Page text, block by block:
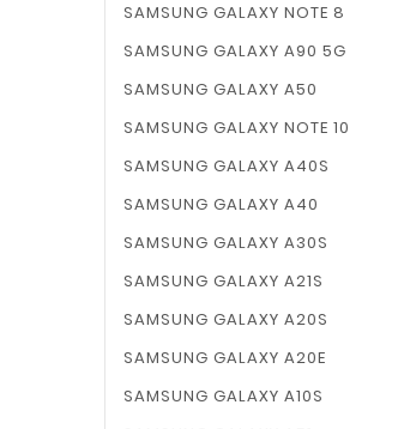
SAMSUNG GALAXY NOTE 8
SAMSUNG GALAXY A90 5G
SAMSUNG GALAXY A50
SAMSUNG GALAXY NOTE 10
SAMSUNG GALAXY A40S
SAMSUNG GALAXY A40
SAMSUNG GALAXY A30S
SAMSUNG GALAXY A21S
SAMSUNG GALAXY A20S
SAMSUNG GALAXY A20E
SAMSUNG GALAXY A10S